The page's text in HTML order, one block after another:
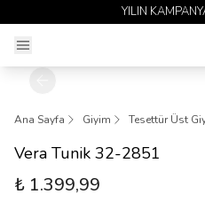
1
Ana Sayfa Giyim Tesettür Üst
Vera Tunik 32-2851
₺ 1.399,99